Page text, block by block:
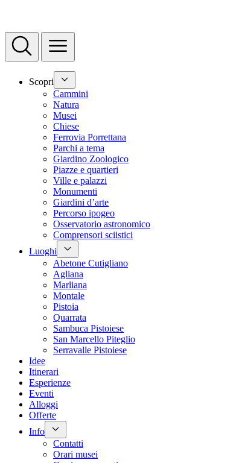
Scopri
Cammini
Natura
Musei
Chiese
Ferrovia Porrettana
Parchi a tema
Giardino Zoologico
Piazze e quartieri
Ville e palazzi
Monumenti
Giardini d’arte
Percorso ipogeo
Osservatorio astronomico
Comprensori sciistici
Luoghi
Abetone Cutigliano
Agliana
Marliana
Montale
Pistoia
Quarrata
Sambuca Pistoiese
San Marcello Piteglio
Serravalle Pistoiese
Idee
Itinerari
Esperienze
Eventi
Alloggi
Offerte
Info
Contatti
Orari musei